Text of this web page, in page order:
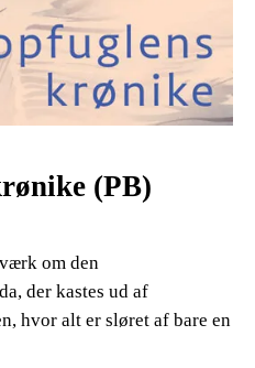
(PB)
om den
der kastes ud af
hvor alt er sløret af bare en